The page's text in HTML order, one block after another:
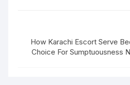
How Karachi Escort Serve
Choice For Sumptuousness